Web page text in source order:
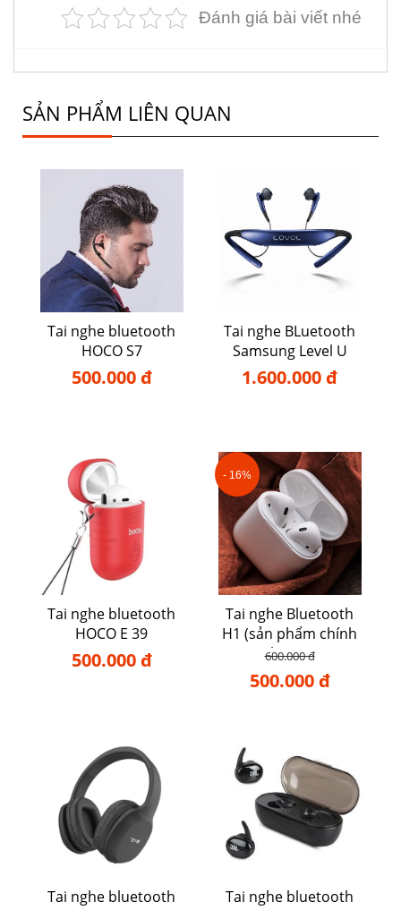
Đánh giá bài viết nhé
SẢN PHẨM LIÊN QUAN
Tai nghe bluetooth
HOCO S7
500.000 đ
Tai nghe BLuetooth
Samsung Level U
1.600.000 đ
Tai nghe bluetooth
HOCO E 39
500.000 đ
- 16%
Tai nghe Bluetooth
H1 (sản phẩm chính
hãng)
600.000 đ
500.000 đ
Tai nghe bluetooth
Tai nghe bluetooth